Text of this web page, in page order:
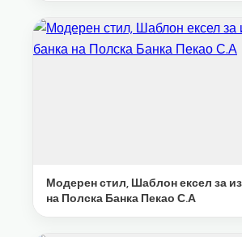
Модерен стил, Шаблон ексел за
на Полска Банка Пекао С.А